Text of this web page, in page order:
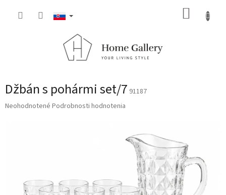
Džbán s pohármi set/7 91187
Priemerné
Neohodnotené Podrobnosti hodnotenia